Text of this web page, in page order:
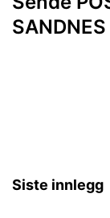
SANDNES
Siste innlegg